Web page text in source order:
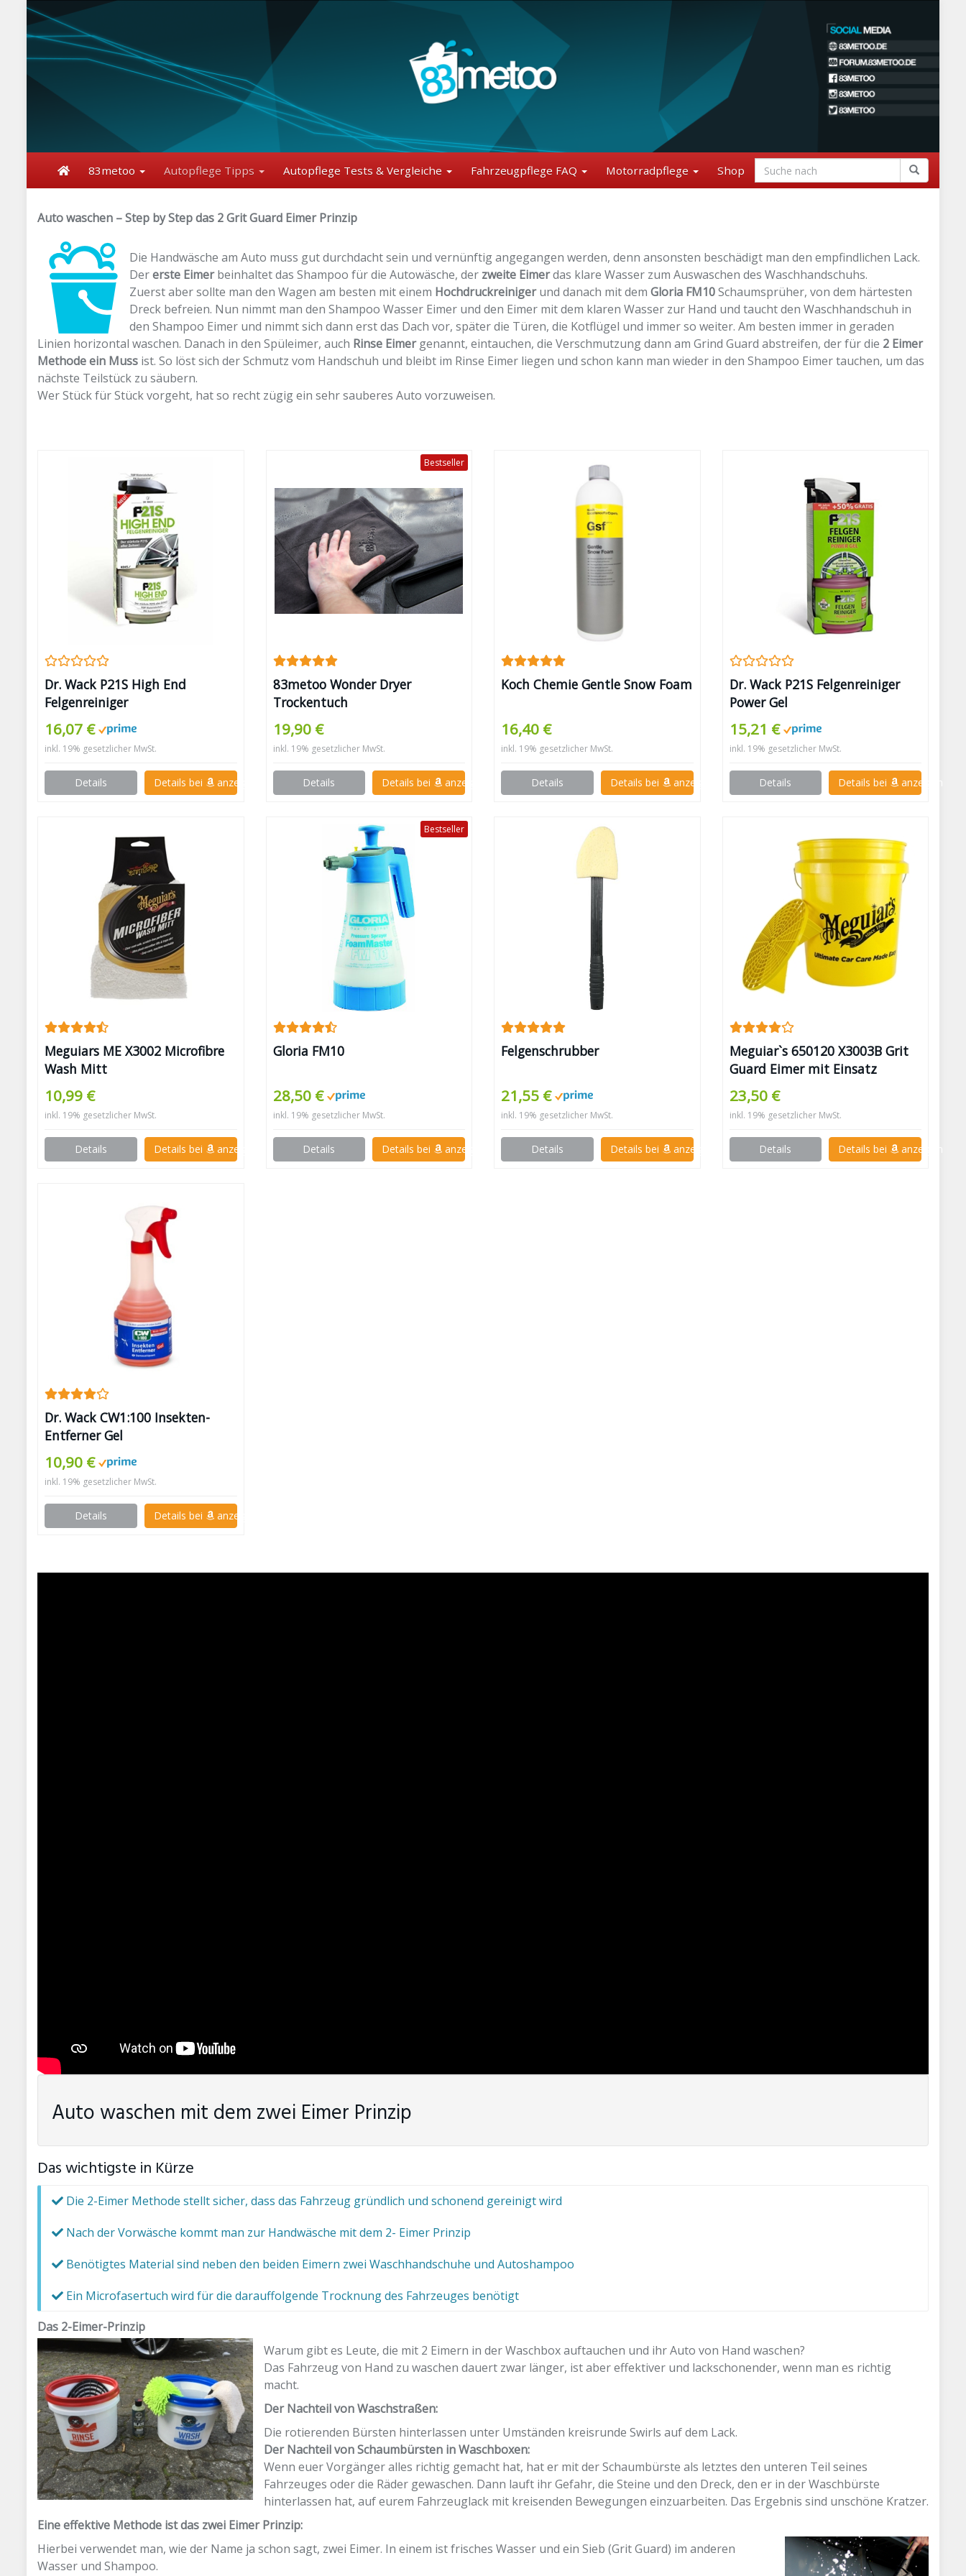
content
83metoo Autopflege Tipps Autopflege Tests & Vergleiche Fahrzeugpflege FAQ Motorradpflege Shop
Auto waschen – Step by Step das 2 Grit Guard Eimer Prinzip
Die Handwäsche am Auto muss gut durchdacht sein und vernünftig angegangen werden, denn ansonsten beschädigt man den empfindlichen Lack.
Dererste Eimerbeinhaltet das Shampoo für die Autowäsche, der zweite Eimerdas klare Wasser zum Auswaschen des Waschhandschuhs.
Zuerst aber sollte man den Wagen am besten mit einem Hochdruckreinigerund danach mit dem Gloria FM10Schaumsprüher, von dem härtesten
Dreck befreien. Nun nimmt man den Shampoo Wasser Eimer und den Eimer mit dem klaren Wasser zur Hand und taucht den Waschhandschuh in
den Shampoo Eimer und nimmt sich dann erst das Dach vor, später die Türen, die Kotflügel und immer so weiter. Am besten immer in geraden
Linien horizontal waschen. Danach in den Spüleimer, auch Rinse Eimergenannt, eintauchen, die Verschmutzung dann am Grind Guard abstreifen, der für die 2 Eimer
Methode ein Muss ist. So löst sich der Schmutz vom Handschuh und bleibt im Rinse Eimer liegen und schon kann man wieder in den Shampoo Eimer tauchen, um das
nächste Teilstück zu säubern.
Wer Stück für Stück vorgeht, hat so recht zügig ein sehr sauberes Auto vorzuweisen.
Dr. Wack P21S High End
Felgenreiniger
16,07 €
inkl. 19% gesetzlicher MwSt.
Details Details bei anzeigen
Bestseller
83metoo Wonder Dryer
Trockentuch
19,90 €
inkl. 19% gesetzlicher MwSt.
Details Details bei anzeigen
Koch Chemie Gentle Snow Foam
16,40 €
inkl. 19% gesetzlicher MwSt.
Details Details bei anzeigen
Dr. Wack P21S Felgenreiniger
Power Gel
15,21 €
inkl. 19% gesetzlicher MwSt.
Details Details bei anzeigen
Meguiars ME X3002 Microfibre
Wash Mitt
10,99 €
inkl. 19% gesetzlicher MwSt.
Details Details bei anzeigen
Bestseller
Gloria FM10
28,50 €
inkl. 19% gesetzlicher MwSt.
Details Details bei anzeigen
Felgenschrubber
21,55 €
inkl. 19% gesetzlicher MwSt.
Details Details bei anzeigen
Meguiar`s 650120 X3003B Grit
Guard Eimer mit Einsatz
23,50 €
inkl. 19% gesetzlicher MwSt.
Details Details bei anzeigen
Dr. Wack CW1:100 Insekten-
Entferner Gel
10,90 €
inkl. 19% gesetzlicher MwSt.
Details Details bei anzeigen
Auto waschen mit dem zwei Eimer Prinzip
Das wichtigste in Kürze
Die 2-Eimer Methode stellt sicher, dass das Fahrzeug gründlich und schonend gereinigt wird
Nach der Vorwäsche kommt man zur Handwäsche mit dem 2- Eimer Prinzip
Benötigtes Material sind neben den beiden Eimern zwei Waschhandschuhe und Autoshampoo
Ein Microfasertuch wird für die darauffolgende Trocknung des Fahrzeuges benötigt
Das 2-Eimer-Prinzip
Warum gibt es Leute, die mit 2 Eimern in der Waschbox auftauchen und ihr Auto von Hand waschen?
Das Fahrzeug von Hand zu waschen dauert zwar länger, ist aber effektiver und lackschonender, wenn man es richtig
macht.
Der Nachteil von Waschstraßen:
Die rotierenden Bürsten hinterlassen unter Umständen kreisrunde Swirls auf dem Lack.
Der Nachteil von Schaumbürsten in Waschboxen:
Wenn euer Vorgänger alles richtig gemacht hat, hat er mit der Schaumbürste als letztes den unteren Teil seines
Fahrzeuges oder die Räder gewaschen. Dann lauft ihr Gefahr, die Steine und den Dreck, den er in der Waschbürste
hinterlassen hat, auf eurem Fahrzeuglack mit kreisenden Bewegungen einzuarbeiten. Das Ergebnis sind unschöne Kratzer.
Eine effektive Methode ist das zwei Eimer Prinzip:
Hierbei verwendet man, wie der Name ja schon sagt, zwei Eimer. In einem ist frisches Wasser und ein Sieb (Grit Guard) im anderen
Wasser und Shampoo.